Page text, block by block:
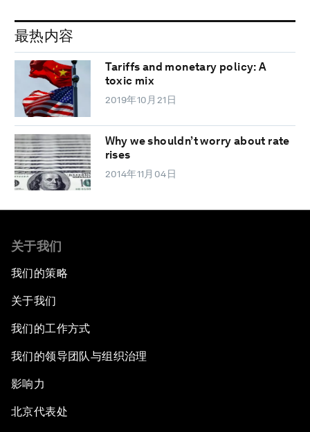
最热内容
Tariffs and monetary policy: A
toxic mix
2019年10月21日
Why we shouldn’t worry about rate
rises
2014年11月04日
关于我们
我们的策略
关于我们
我们的工作方式
我们的领导团队与组织治理
影响力
北京代表处